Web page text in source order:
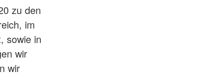
zu den
im
sowie in
wir
wir